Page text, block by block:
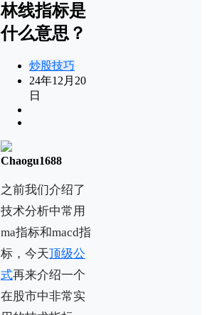
林线指标是
什么意思？
炒股技巧
24年12月20
日
Chaogu1688
之前我们介绍了
技术分析中常用
ma指标和macd指
标，今天顶级公
式再来介绍一个
在股市中非常实